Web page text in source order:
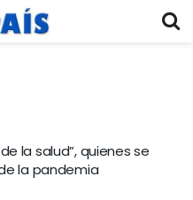
la salud”, quienes se
la pandemia